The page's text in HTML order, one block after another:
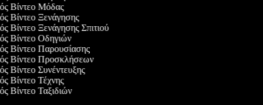
Βίντεο Μόδας
Βίντεο Ξενάγησης
Βίντεο Ξενάγησης Σπιτιού
Βίντεο Οδηγιών
Βίντεο Παρουσίασης
Βίντεο Προσκλήσεων
Βίντεο Συνέντευξης
Βίντεο Τέχνης
Βίντεο Ταξιδιών